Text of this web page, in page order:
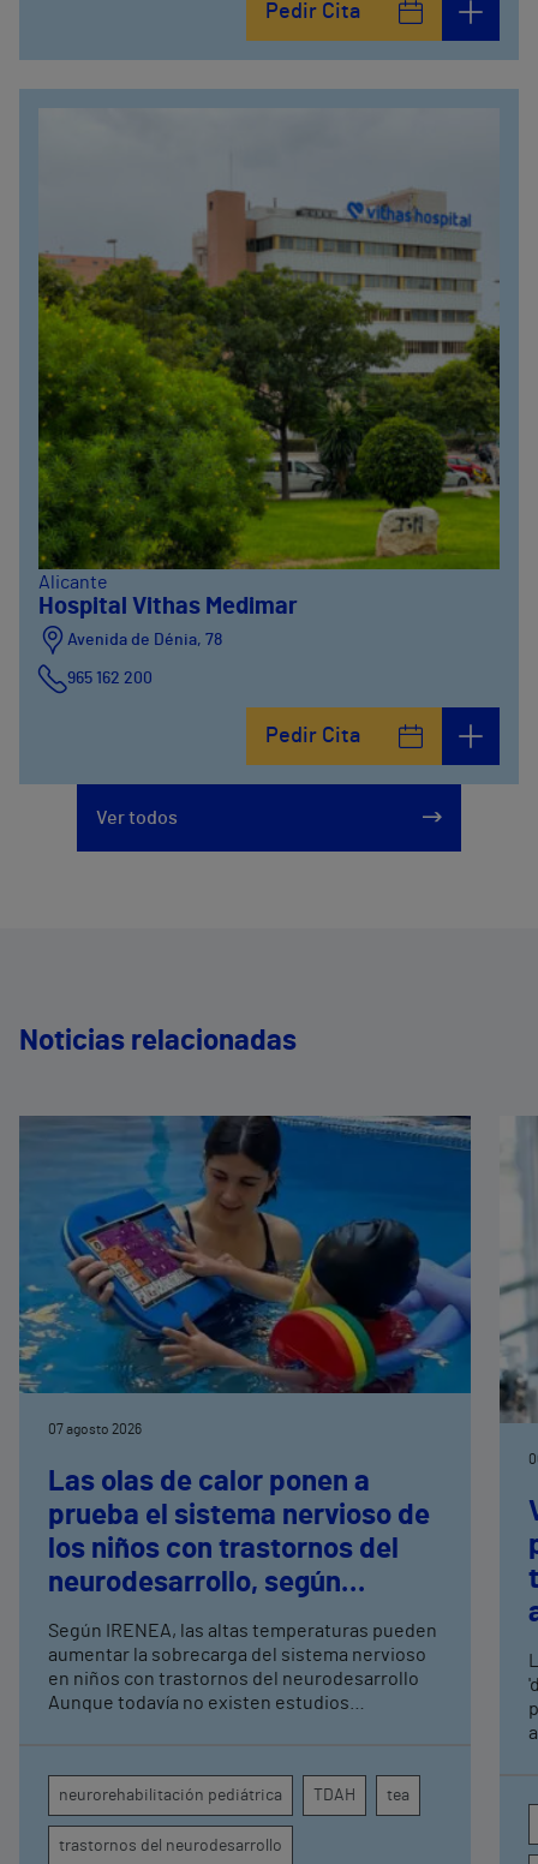
Pedir Cita
Alicante
Hospital Vithas Medimar
Avenida de Dénia, 78
965 162 200
Pedir Cita
Ver todos
Noticias relacionadas
07 agosto 2026
Las olas de calor ponen a
prueba el sistema nervioso de
los niños con trastornos del
neurodesarrollo, según
expertos en
neurorrehabilitación
pediátrica de Vithas
Según IRENEA, las altas temperaturas pueden
aumentar la sobrecarga del sistema nervioso
en niños con trastornos del neurodesarrollo
Aunque todavía no existen estudios
atención, la regulación emocional y la
conducta
neurorehabilitación pediátrica TDAH tea
trastornos del neurodesarrollo